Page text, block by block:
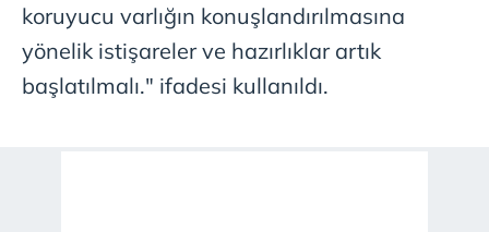
koruyucu varlığın konuşlandırılmasına
yönelik istişareler ve hazırlıklar artık
başlatılmalı." ifadesi kullanıldı.